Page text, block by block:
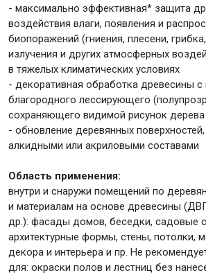
- максимально эффективная* защита
воздействия влаги, появления и
биопоражений (гниения, плесени,
излучения и других атмосферных
в тяжелых климатических условиях
- декоративная обработка древесины
благородного лессирующего
сохраняющего видимой рисунок дерева
- обновление деревянных
алкидными или акриловыми составами
Область применения:
внутри и снаружи помещений по
и материалам на основе древесины
др.): фасады домов, беседки, садовые
архитектурные формы, стены, потолки,
декора и интерьера и пр. Не
для: окраски полов и лестниц без
Всё для дома и
Товары для бани и сауны
Оборудование для клининга и